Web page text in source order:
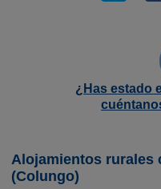
¿Has estado
Alojamientos rurales
(Colungo)